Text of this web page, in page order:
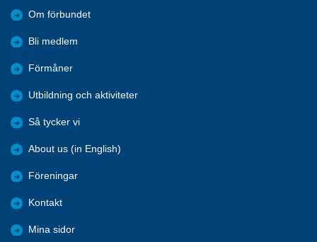
Om förbundet
Bli medlem
Förmåner
Utbildning och aktiviteter
Så tycker vi
About us (in English)
Föreningar
Kontakt
Mina sidor